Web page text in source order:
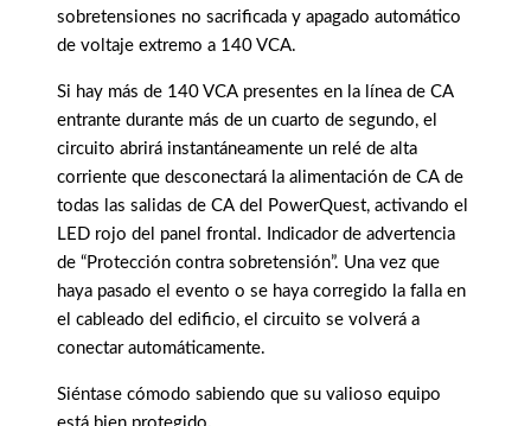
sobretensiones no sacrificada y apagado automático
de voltaje extremo a 140 VCA.
Si hay más de 140 VCA presentes en la línea de CA
entrante durante más de un cuarto de segundo, el
circuito abrirá instantáneamente un relé de alta
corriente que desconectará la alimentación de CA de
todas las salidas de CA del PowerQuest, activando el
LED rojo del panel frontal. Indicador de advertencia
de “Protección contra sobretensión”. Una vez que
haya pasado el evento o se haya corregido la falla en
el cableado del edificio, el circuito se volverá a
conectar automáticamente.
Siéntase cómodo sabiendo que su valioso equipo